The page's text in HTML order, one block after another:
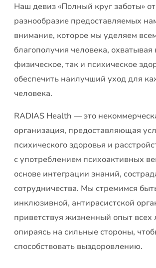
Наш девиз «Полный круг заботы»
разнообразие предоставляемых
внимание, которое мы уделяем
благополучия человека, охватывая
физическое, так и психическое
обеспечить наилучший уход для
человека.
RADIAS Health — это
организация, предоставляющая
психического здоровья и
с употреблением психоактивных
основе интеграции знаний,
сотрудничества. Мы стремимся
инклюзивной, антирасистской
приветствуя жизненный опыт всех
опираясь на сильные стороны,
способствовать выздоровлению.